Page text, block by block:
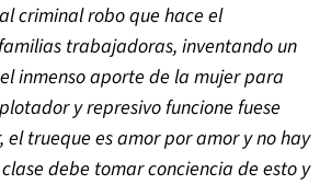
criminal robo que hace el
trabajadoras, inventando un
inmenso aporte de la mujer para
y represivo funcione fuese
trueque es amor por amor y no hay
debe tomar conciencia de esto y